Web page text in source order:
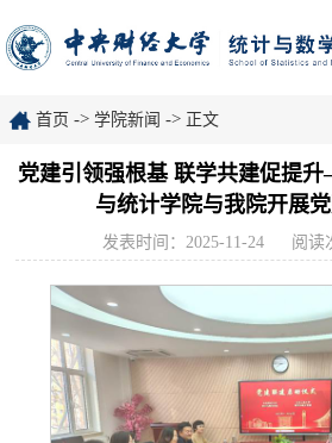
首页 -> 学院新闻 -> 正文
党建引领强根基 联学共建促提
与统计学院与我院开展
发表时间：2025-11-24 阅读